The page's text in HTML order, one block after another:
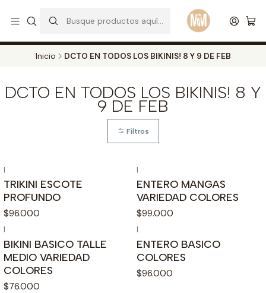
Envios a todo el pais. Opcion EXPRESS en Medellin y Bogota Leer más
Inicio DCTO EN TODOS LOS BIKINIS! 8 Y 9 DE FEB
DCTO EN TODOS LOS BIKINIS! 8 Y
9 DE FEB
Filtros
|
TRIKINI ESCOTE
PROFUNDO
$96.000
|
ENTERO MANGAS
VARIEDAD COLORES
$99.000
|
BIKINI BASICO TALLE
MEDIO VARIEDAD
COLORES
$76.000
|
ENTERO BASICO
COLORES
$96.000